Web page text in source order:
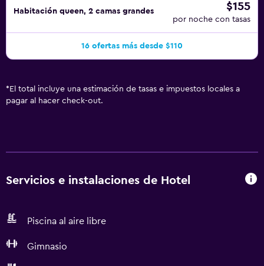
Habitación queen, 2 camas grandes $155
por noche con tasas
16 ofertas más desde $110
* El total incluye una estimación de tasas e impuestos locales a
pagar al hacer check-out.
Servicios e instalaciones de Hotel
Piscina al aire libre
Gimnasio